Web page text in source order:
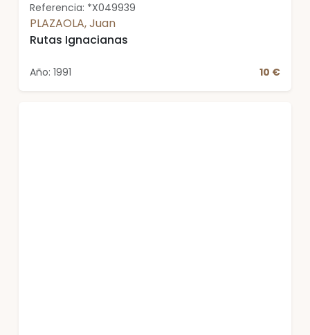
Referencia: *X049939
PLAZAOLA, Juan
Rutas Ignacianas
Año: 1991 10 €